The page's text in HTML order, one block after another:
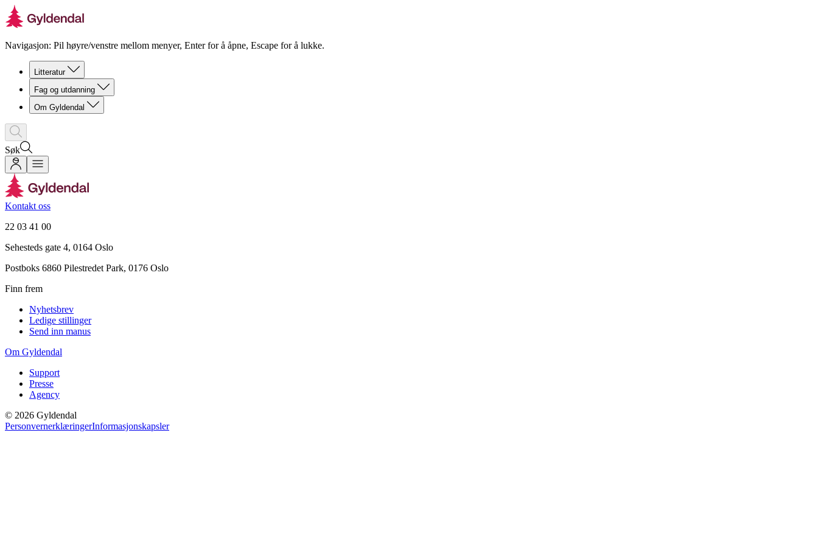
Navigasjon: Pil høyre/venstre mellom menyer, Enter for å åpne, Escape for å lukke.
Litteratur
Fag og utdanning
Om Gyldendal
Søk
Kontakt oss
22 03 41 00
Sehesteds gate 4, 0164 Oslo
Postboks 6860 Pilestredet Park, 0176 Oslo
Finn frem
Nyhetsbrev
Ledige stillinger
Send inn manus
Om Gyldendal
Support
Presse
Agency
© 2026 Gyldendal
PersonvernerklæringerInformasjonskapsler